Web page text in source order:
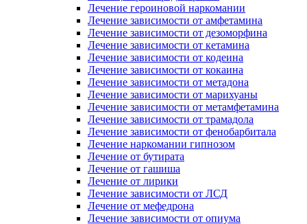
Лечение героиновой наркомании
Лечение зависимости от амфетамина
Лечение зависимости от дезоморфина
Лечение зависимости от кетамина
Лечение зависимости от кодеина
Лечение зависимости от кокаина
Лечение зависимости от метадона
Лечение зависимости от марихуаны
Лечение зависимости от метамфетамина
Лечение зависимости от трамадола
Лечение зависимости от фенобарбитала
Лечение наркомании гипнозом
Лечение от бутирата
Лечение от гашиша
Лечение от лирики
Лечение зависимости от ЛСД
Лечение от мефедрона
Лечение зависимости от опиума